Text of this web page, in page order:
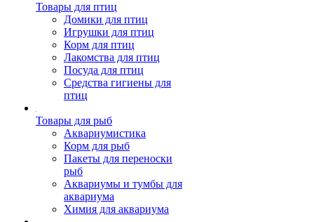
Товары для птиц
Домики для птиц
Игрушки для птиц
Корм для птиц
Лакомства для птиц
Посуда для птиц
Средства гигиены для
птиц
Товары для рыб
Аквариумистика
Корм для рыб
Пакеты для переноски
рыб
Аквариумы и тумбы для
аквариума
Химия для аквариума